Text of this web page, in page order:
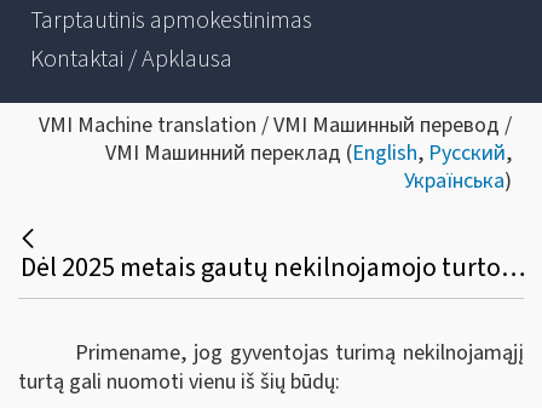
Tarptautinis apmokestinimas
Kontaktai / Apklausa
VMI Machine translation / VMI Машинный перевод /
VMI Машинний переклад (English, Русский,
Українська)
Dėl 2025 metais gautų nekilnojamojo turto nuomos pajamų apmokestinimo tvarkos
Primename, jog gyventojas turimą nekilnojamąjį
turtą gali nuomoti vienu iš šių būdų: